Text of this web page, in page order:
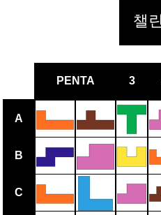
챌
PENTA 3
A
B
C